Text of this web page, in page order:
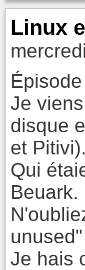
Linux
Je
disque
et Pitivi).
Qui
Beuark.
Je hais